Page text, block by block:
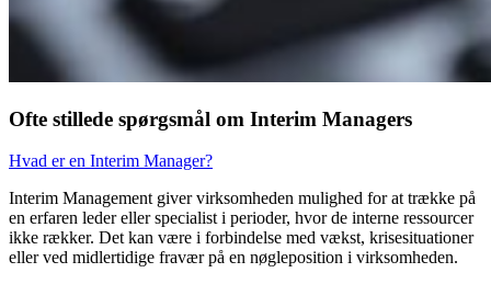
Ofte stillede spørgsmål om Interim Managers
Hvad er en Interim Manager?
Interim Management giver virksomheden mulighed for at trække på
en erfaren leder eller specialist i perioder, hvor de interne ressourcer
ikke rækker. Det kan være i forbindelse med vækst, krisesituationer
eller ved midlertidige fravær på en nøgleposition i virksomheden.